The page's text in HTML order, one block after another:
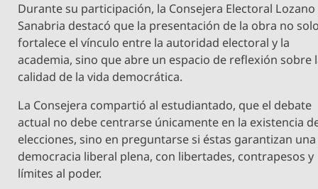
Durante su participación, la Consejera Electoral Lozano
Sanabria destacó que la presentación de la obra no
fortalece el vínculo entre la autoridad electoral y la
academia, sino que abre un espacio de reflexión sobre
calidad de la vida democrática.
La Consejera compartió al estudiantado, que el debate
actual no debe centrarse únicamente en la existencia
elecciones, sino en preguntarse si éstas garantizan una
democracia liberal plena, con libertades, contrapesos y
límites al poder.